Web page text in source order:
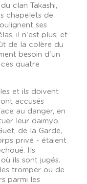
clan Takashi,
chapelets de
ses
il n'est plus, et
de la colère du
besoin d'un
quatre
et ils doivent
accusés
au danger, en
leur daimyo.
de la Garde,
privé - étaient
Ils
ils sont jugés.
tromper ou de
parmi les